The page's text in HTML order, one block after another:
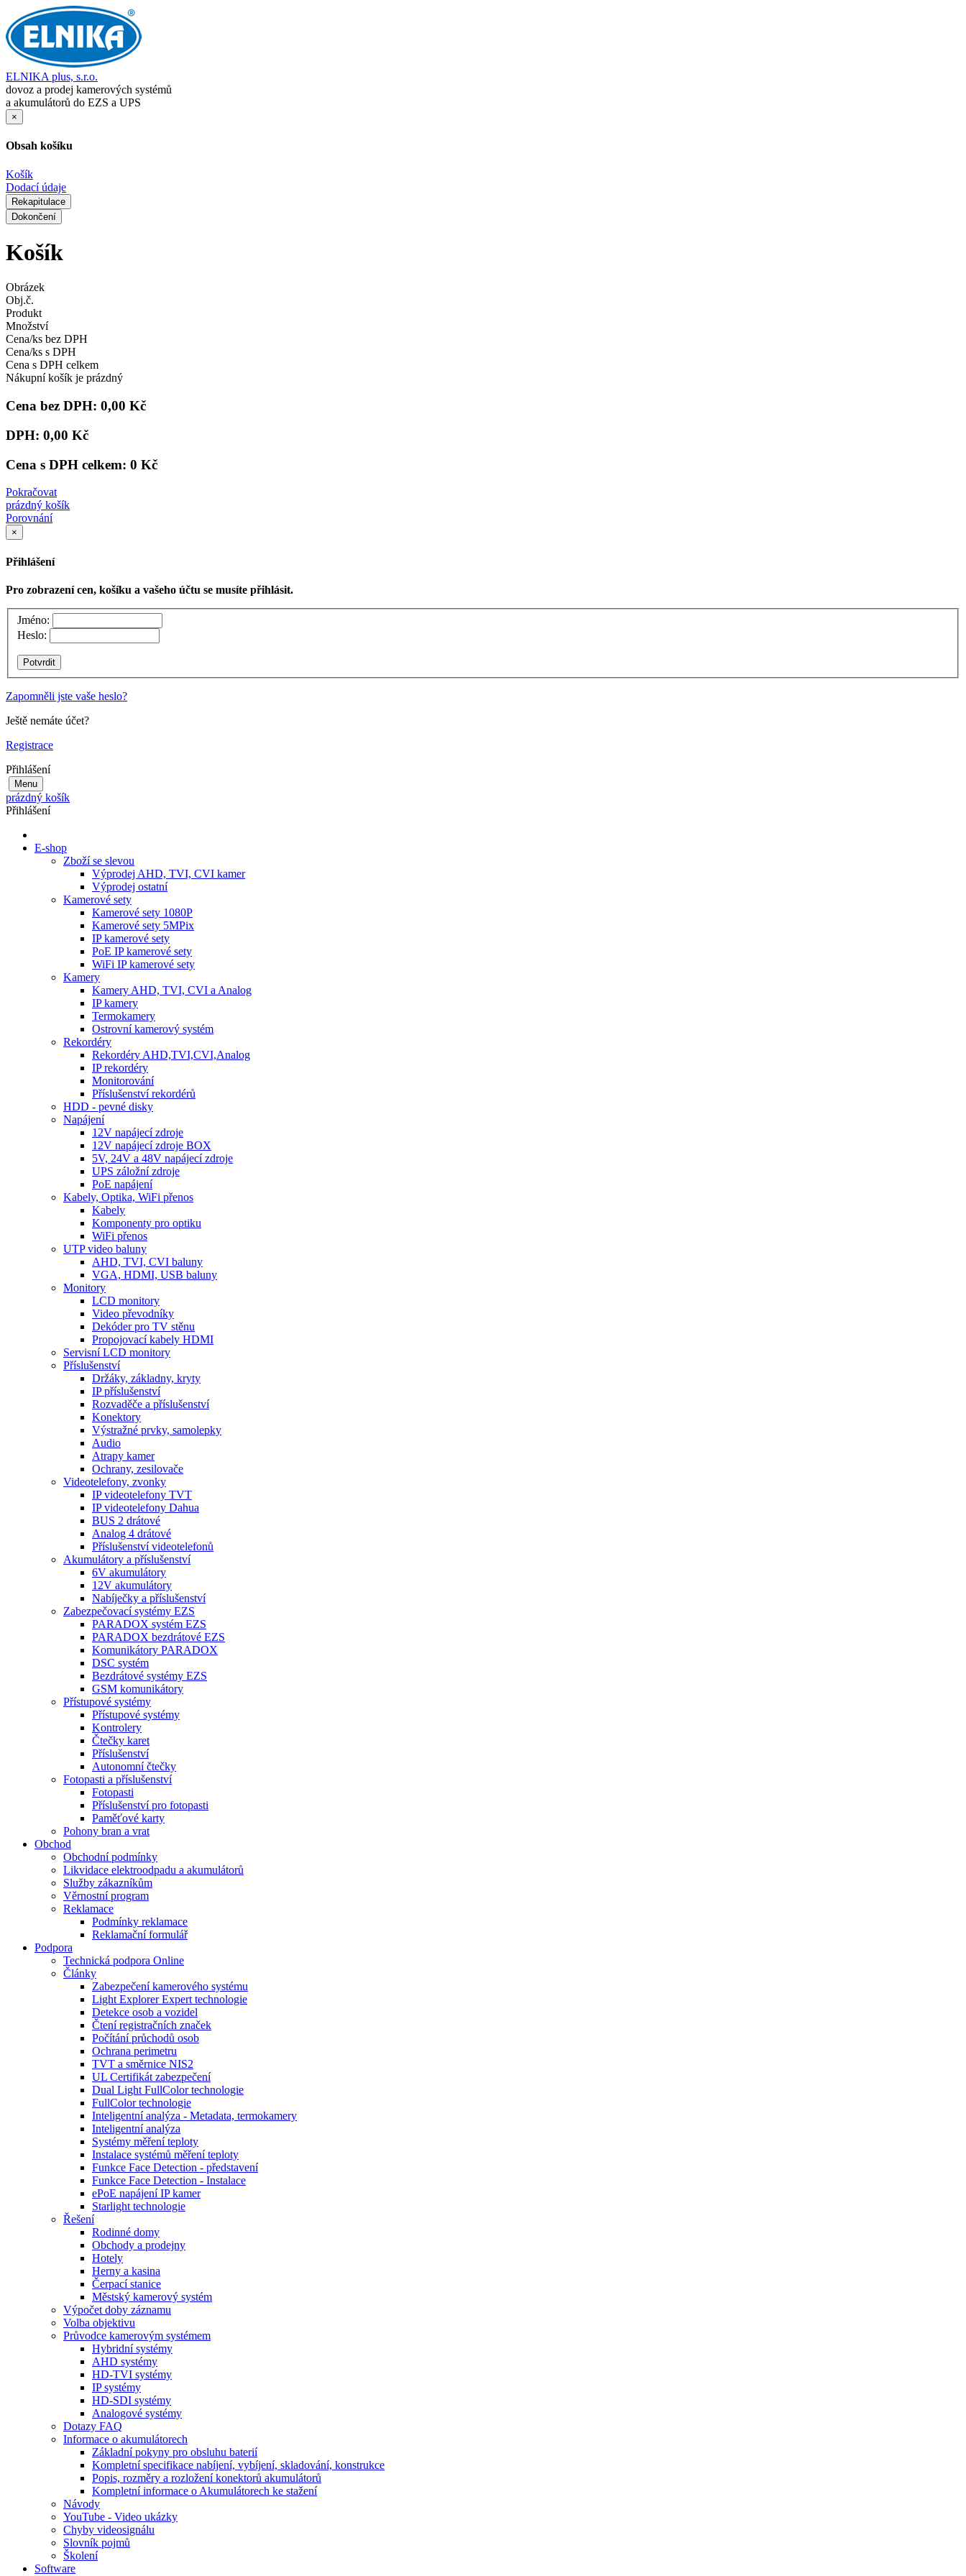
ELNIKA plus, s.r.o.
dovoz a prodej kamerových systémů
a akumulátorů do EZS a UPS
×
Obsah košíku
Košík
Dodací údaje
Rekapitulace
Dokončení
Košík
Obrázek
Obj.č.
Produkt
Množství
Cena/ks bez DPH
Cena/ks s DPH
Cena s DPH celkem
Nákupní košík je prázdný
Cena bez DPH: 0,00 Kč
DPH: 0,00 Kč
Cena s DPH celkem: 0 Kč
Pokračovat
prázdný košík
Porovnání
×
Přihlášení
Pro zobrazení cen, košíku a vašeho účtu se musíte přihlásit.
Jméno:
Heslo:
Zapomněli jste vaše heslo?
Ještě nemáte účet?
Registrace
Přihlášení
Menu
prázdný košík
Přihlášení
E-shop
Zboží se slevou
Výprodej AHD, TVI, CVI kamer
Výprodej ostatní
Kamerové sety
Kamerové sety 1080P
Kamerové sety 5MPix
IP kamerové sety
PoE IP kamerové sety
WiFi IP kamerové sety
Kamery
Kamery AHD, TVI, CVI a Analog
IP kamery
Termokamery
Ostrovní kamerový systém
Rekordéry
Rekordéry AHD,TVI,CVI,Analog
IP rekordéry
Monitorování
Příslušenství rekordérů
HDD - pevné disky
Napájení
12V napájecí zdroje
12V napájecí zdroje BOX
5V, 24V a 48V napájecí zdroje
UPS záložní zdroje
PoE napájení
Kabely, Optika, WiFi přenos
Kabely
Komponenty pro optiku
WiFi přenos
UTP video baluny
AHD, TVI, CVI baluny
VGA, HDMI, USB baluny
Monitory
LCD monitory
Video převodníky
Dekóder pro TV stěnu
Propojovací kabely HDMI
Servisní LCD monitory
Příslušenství
Držáky, základny, kryty
IP příslušenství
Rozvaděče a příslušenství
Konektory
Výstražné prvky, samolepky
Audio
Atrapy kamer
Ochrany, zesilovače
Videotelefony, zvonky
IP videotelefony TVT
IP videotelefony Dahua
BUS 2 drátové
Analog 4 drátové
Příslušenství videotelefonů
Akumulátory a příslušenství
6V akumulátory
12V akumulátory
Nabíječky a příslušenství
Zabezpečovací systémy EZS
PARADOX systém EZS
PARADOX bezdrátové EZS
Komunikátory PARADOX
DSC systém
Bezdrátové systémy EZS
GSM komunikátory
Přístupové systémy
Přístupové systémy
Kontrolery
Čtečky karet
Příslušenství
Autonomní čtečky
Fotopasti a příslušenství
Fotopasti
Příslušenství pro fotopasti
Paměťové karty
Pohony bran a vrat
Obchod
Obchodní podmínky
Likvidace elektroodpadu a akumulátorů
Služby zákazníkům
Věrnostní program
Reklamace
Podmínky reklamace
Reklamační formulář
Podpora
Technická podpora Online
Články
Zabezpečení kamerového systému
Light Explorer Expert technologie
Detekce osob a vozidel
Čtení registračních značek
Počítání průchodů osob
Ochrana perimetru
TVT a směrnice NIS2
UL Certifikát zabezpečení
Dual Light FullColor technologie
FullColor technologie
Inteligentní analýza - Metadata, termokamery
Inteligentní analýza
Systémy měření teploty
Instalace systémů měření teploty
Funkce Face Detection - představení
Funkce Face Detection - Instalace
ePoE napájení IP kamer
Starlight technologie
Řešení
Rodinné domy
Obchody a prodejny
Hotely
Herny a kasina
Čerpací stanice
Městský kamerový systém
Výpočet doby záznamu
Volba objektivu
Průvodce kamerovým systémem
Hybridní systémy
AHD systémy
HD-TVI systémy
IP systémy
HD-SDI systémy
Analogové systémy
Dotazy FAQ
Informace o akumulátorech
Základní pokyny pro obsluhu baterií
Kompletní specifikace nabíjení, vybíjení, skladování, konstrukce
Popis, rozměry a rozložení konektorů akumulátorů
Kompletní informace o Akumulátorech ke stažení
Návody
YouTube - Video ukázky
Chyby videosignálu
Slovník pojmů
Školení
Software